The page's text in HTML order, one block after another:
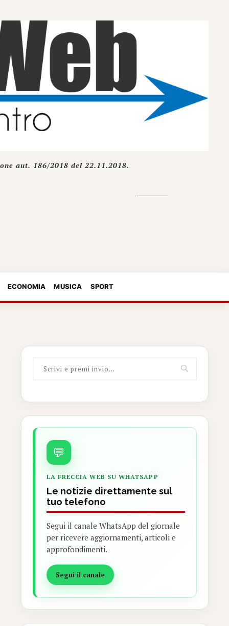
aut. 186/2018 del 22.11.2018.
ECONOMIA MUSICA SPORT
💬
LA FRECCIA WEB SU WHATSAPP
Le notizie direttamente sul
tuo telefono
Segui il canale WhatsApp del giornale
per ricevere aggiornamenti, articoli e
approfondimenti.
Segui il canale